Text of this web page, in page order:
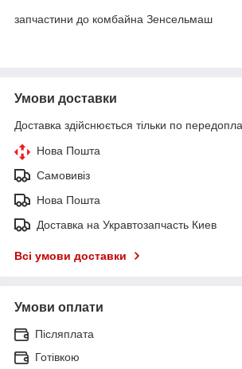
запчастини до комбайна Зенсельмаш
Умови доставки
Доставка здійснюється тільки по
Нова Пошта
Самовивіз
Нова Пошта
Доставка на Укравтозапчасть Киев
Всі умови доставки
Умови оплати
Післяплата
Готівкою